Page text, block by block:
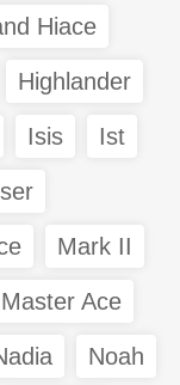
Hiace
Highlander
Isis Ist
Mark II
Master Ace
Noah